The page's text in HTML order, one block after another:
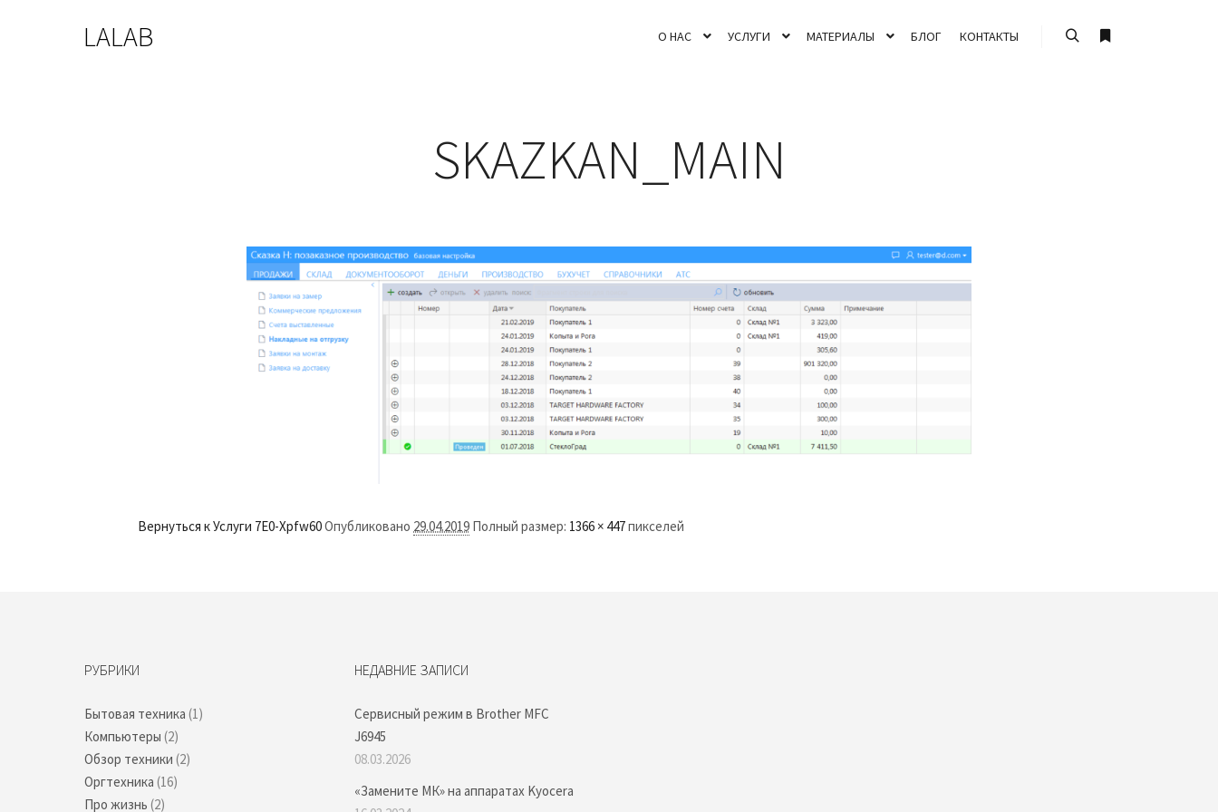
LALAB О НАС УСЛУГИ МАТЕРИАЛЫ БЛОГ КОНТАКТЫ
SKAZKAN_MAIN
Вернуться к Услуги 7E0-Xpfw60Опубликовано 29.04.2019 Полный размер: 1366 × 447пикселей
РУБРИКИ
Бытовая техника (1)
Компьютеры (2)
Обзор техники (2)
Оргтехника (16)
Про жизнь (2)
НЕДАВНИЕ ЗАПИСИ
Сервисный режим в Brother MFC
J6945
08.03.2026
«Замените МК» на аппаратах Kyocera